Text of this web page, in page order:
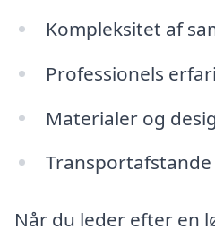
Kompleksitet af
Professionels
Materialer og
Når du leder efter en